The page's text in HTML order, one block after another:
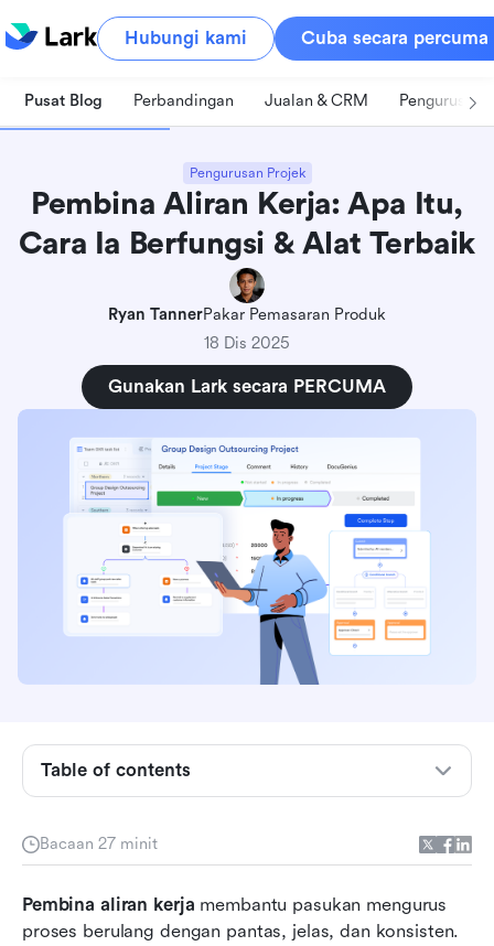
Hubungi kami Cuba secara percuma
Pusat Blog Perbandingan Jualan & CRM Pengurusan
Pengurusan Projek
Pembina Aliran Kerja: Apa Itu,
Cara Ia Berfungsi & Alat Terbaik
Ryan TannerPakar Pemasaran Produk
18 Dis 2025
Gunakan Lark secara PERCUMA
Bacaan 27 minit
Pembina aliran kerja membantu pasukan mengurus
proses berulang dengan pantas, jelas, dan konsisten.
Table of contents
Gambaran keseluruhan: 10 alat pembina aliran
kerja terbaik untuk dipertimbangkan
Apakah pembina aliran kerja?
Bagaimana pembina aliran kerja berfungsi:
Komponen teras